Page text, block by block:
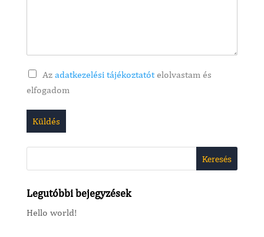
Az adatkezelési tájékoztatótelolvastam és
elfogadom
Küldés
Legutóbbi bejegyzések
Hello world!